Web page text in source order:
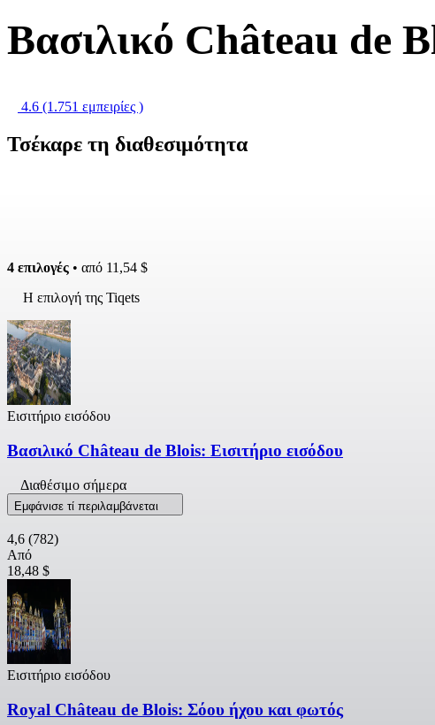
Βασιλικό Château de
4.6 (1.751 εμπειρίες )
Τσέκαρε τη διαθεσιμότητα
4 επιλογές • από 11,54 $
Η επιλογή της Tiqets
Εισιτήριο εισόδου
Βασιλικό Château de Blois: Εισιτήριο εισόδου
Διαθέσιμο σήμερα
Εμφάνισε τί περιλαμβάνεται
4,6 (782)
Από
18,48 $
Εισιτήριο εισόδου
Royal Château de Blois: Σόου ήχου και φωτός